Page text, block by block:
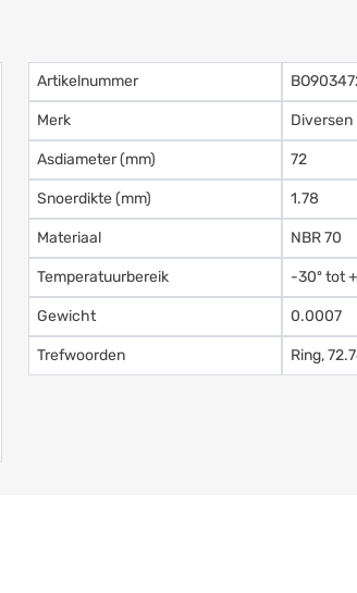
Artikelnummer
Merk Diversen
Asdiameter (mm) 72
Snoerdikte (mm) 1.78
Materiaal NBR 70
Temperatuurbereik -30º tot
Gewicht 0.0007
Trefwoorden Ring,